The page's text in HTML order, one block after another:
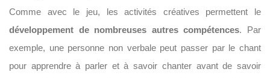
Comme avec le jeu, les activités créatives permettent le
développement de nombreuses autres compétences. Par
exemple, une personne non verbale peut passer par le chant
pour apprendre à parler et à savoir chanter avant de savoir